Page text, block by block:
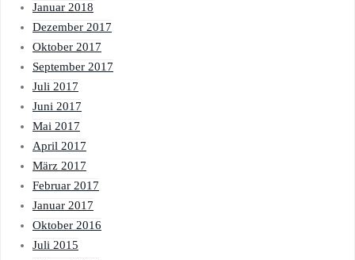
Januar 2018
Dezember 2017
Oktober 2017
September 2017
Juli 2017
Juni 2017
Mai 2017
April 2017
März 2017
Februar 2017
Januar 2017
Oktober 2016
Juli 2015